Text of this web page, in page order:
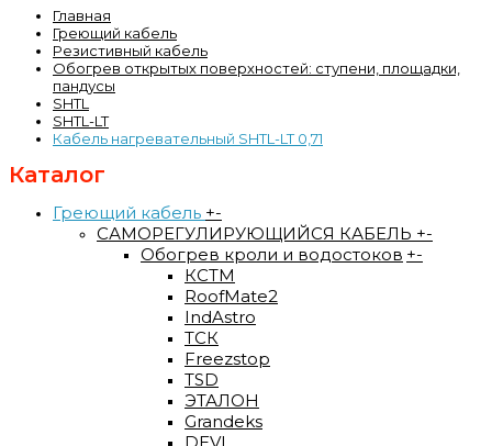
Главная
Греющий кабель
Резистивный кабель
Обогрев открытых поверхностей: ступени, площадки,
пандусы
SHTL
SHTL-LT
Кабель нагревательный SHTL-LT 0,71
Каталог
Греющий кабель +-
САМОРЕГУЛИРУЮЩИЙСЯ КАБЕЛЬ +-
Обогрев кроли и водостоков +-
КСТМ
RoofMate2
IndAstro
ТСК
Freezstop
TSD
ЭТАЛОН
Grandeks